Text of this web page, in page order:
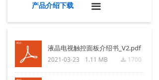
华瑞昇杯
合泰杯 液晶电视触控面板介绍书_V2.pdf
끂 1700
2021-03-23 1.11 MB
产品介绍下载 끀